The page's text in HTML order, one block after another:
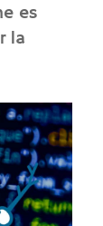
es
la